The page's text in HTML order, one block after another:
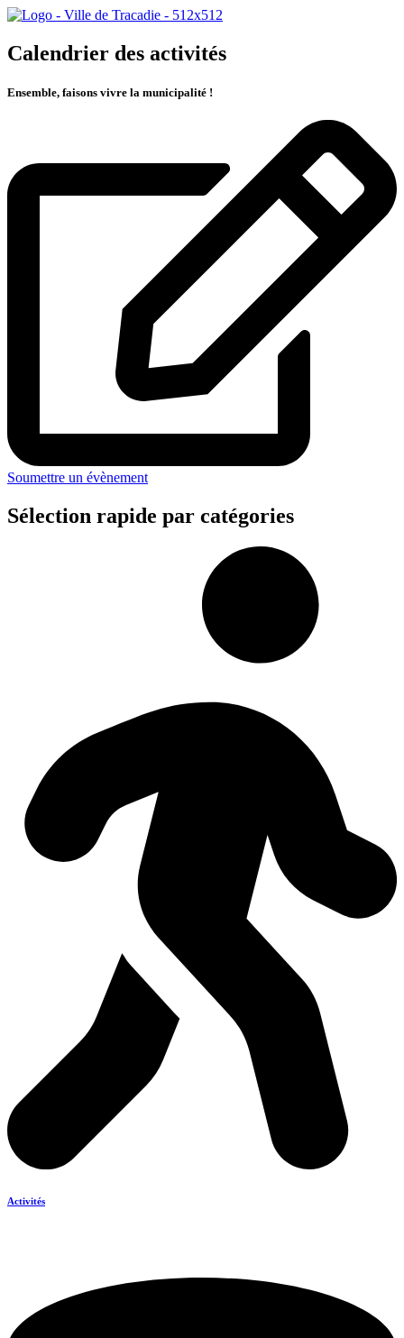
Calendrier des activités
Ensemble, faisons vivre la municipalité !
Soumettre un évènement
Sélection rapide par catégories
Activités